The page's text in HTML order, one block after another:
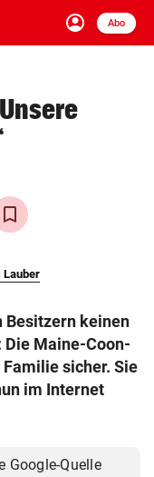
account_circle
Anmelden
Abo
close Schließen
arrow_right
Lauber
Besitzern keinen
Die Maine-Coon-
sicher. Sie
im Internet
Google-Quelle